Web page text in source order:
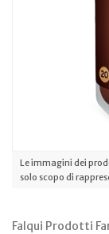
Le immagini dei
solo scopo di
Falqui Prodotti